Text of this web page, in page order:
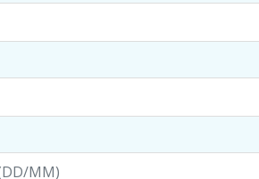
Paleta
Verde
$139.990